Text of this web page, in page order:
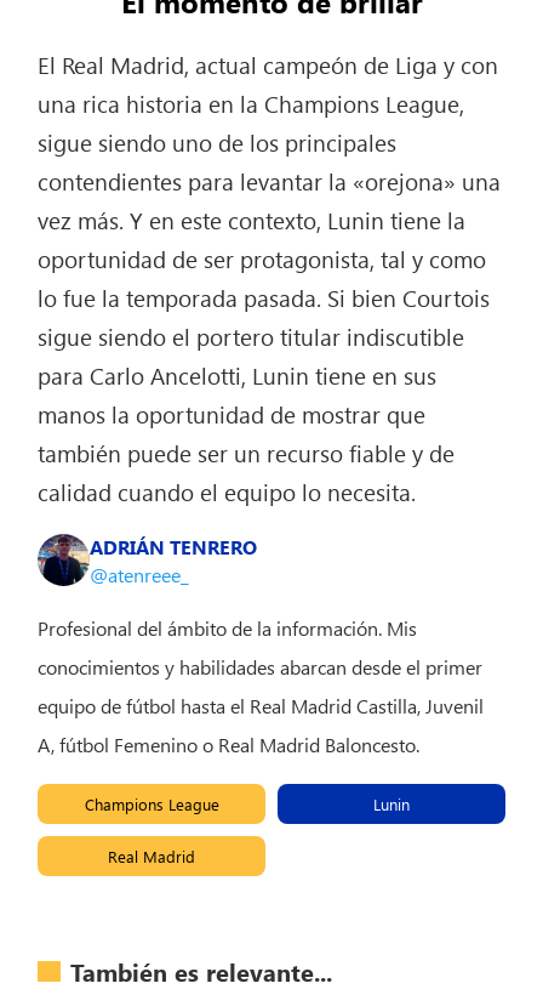
El Real Madrid, actual campeón de Liga y con
una rica historia en la Champions League,
sigue siendo uno de los principales
contendientes para levantar la «orejona» una
vez más. Y en este contexto, Lunin tiene la
oportunidad de ser protagonista, tal y como
lo fue la temporada pasada. Si bien Courtois
sigue siendo el portero titular indiscutible
para Carlo Ancelotti, Lunin tiene en sus
manos la oportunidad de mostrar que
también puede ser un recurso fiable y de
calidad cuando el equipo lo necesita.
ADRIÁN TENRERO
@atenreee_
Profesional del ámbito de la información. Mis
conocimientos y habilidades abarcan desde el primer
equipo de fútbol hasta el Real Madrid Castilla, Juvenil
A, fútbol Femenino o Real Madrid Baloncesto.
Champions League Lunin
Real Madrid
También es relevante...